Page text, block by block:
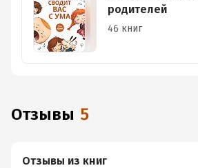
родителей
46 книг
Отзывы 5
Отзывы из книг